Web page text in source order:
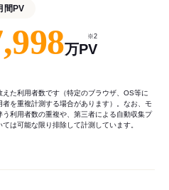
間PV
万PV
※2
た利用者数です（特定のブラウザ、OS等に
を重複計測する場合があります）。なお、モ
利用者数の重複や、第三者による自動収集プ
は可能な限り排除して計測しています。